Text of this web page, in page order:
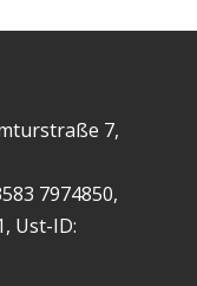
7,
7974850,
Ust-ID: